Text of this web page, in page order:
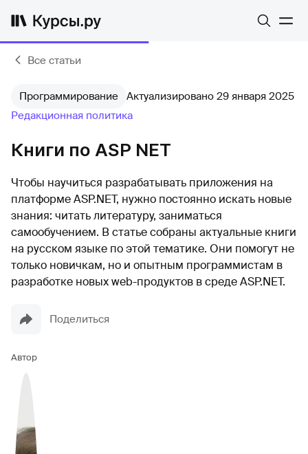
Все статьи
Программирование Актуализировано 29 января 2025
Редакционная политика
Книги по ASP NET
Чтобы научиться разрабатывать приложения на
платформе ASP.NET, нужно постоянно искать новые
знания: читать литературу, заниматься
самообучением. В статье собраны актуальные книги
на русском языке по этой тематике. Они помогут не
только новичкам, но и опытным программистам в
разработке новых web-продуктов в среде ASP.NET.
Поделиться
Автор